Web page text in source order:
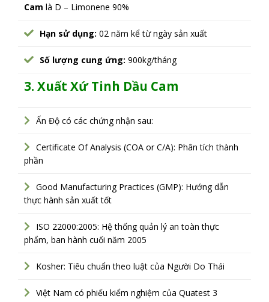
Cam là D – Limonene 90%
Hạn sử dụng: 02 năm kể từ ngày sản xuất
Số lượng cung ứng: 900kg/tháng
3. Xuất Xứ Tinh Dầu Cam
Ấn Độ có các chứng nhận sau:
Certificate Of Analysis (COA or C/A): Phân tích thành
phần
Good Manufacturing Practices (GMP): Hướng dẫn
thực hành sản xuất tốt
ISO 22000:2005: Hệ thống quản lý an toàn thực
phẩm, ban hành cuối năm 2005
Kosher: Tiêu chuẩn theo luật của Người Do Thái
Việt Nam có phiếu kiểm nghiệm của Quatest 3